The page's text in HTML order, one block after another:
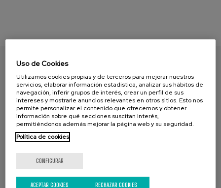
ENCUENTRA TU PAPEL
CAMPAŃA ACTUAL
Uso de Cookies
Utilizamos cookies propias y de terceros para mejorar nuestros
servicios, elaborar información estadística, analizar sus hábitos de
navegación, inferir grupos de interés, crear un perfil de sus
intereses y mostrarle anuncios relevantes en otros sitios. Esto nos
permite personalizar el contenido que ofrecemos y obtener
información sobre qué secciones suscitan interés,
permitiéndonos además mejorar la página web y su seguridad.
Política de cookies
CONFIGURAR
RECHAZAR COOKIES
ACEPTAR COOKIES